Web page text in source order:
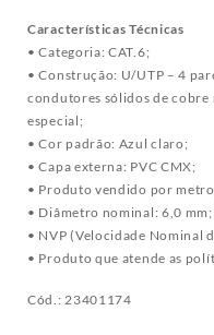
Características Técnicas
• Categoria: CAT.6;
• Construção: U/UTP – 4
condutores sólidos de cobre
especial;
• Cor padrão: Azul claro;
• Capa externa: PVC CMX;
• Produto vendido por
• Diâmetro nominal: 6,0 mm;
• NVP (Velocidade Nominal
• Produto que atende as
Cód.: 23401174